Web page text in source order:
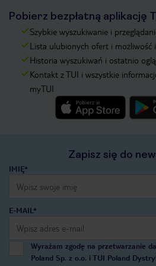
Pobierz bezpłatną aplikację
Szybkie wyszukiwanie i
Lista ulubionych ofert i możliwość
Historia wyszukiwań i ostatnio
Kontakt z TUI i wszystkie
myTUI
Zapisz się do
IMIĘ*
E-MAIL*
Wyrażam zgodę na przetwarzanie
Poland Sp. z o.o. i TUI Poland